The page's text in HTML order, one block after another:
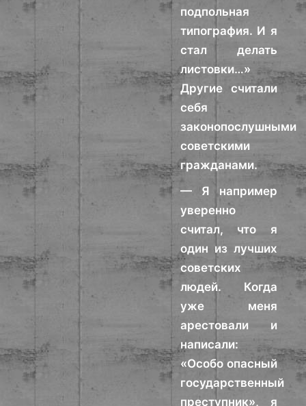
подпольная
типография. И я
стал делать
листовки…»
Другие считали
себя
законопослушными
советскими
гражданами.
— Я например
уверенно
считал, что я
один из лучших
советских
людей. Когда
уже меня
арестовали и
написали:
«Особо опасный
государственный
преступник», я